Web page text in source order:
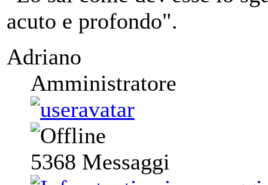
acuto e profondo".
Adriano
Amministratore
5368 Messaggi